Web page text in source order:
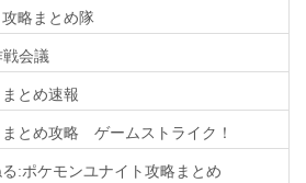
略まとめ隊
会議
とめ速報
とめ攻略 ゲームストライク！
:ポケモンユナイト攻略まとめ